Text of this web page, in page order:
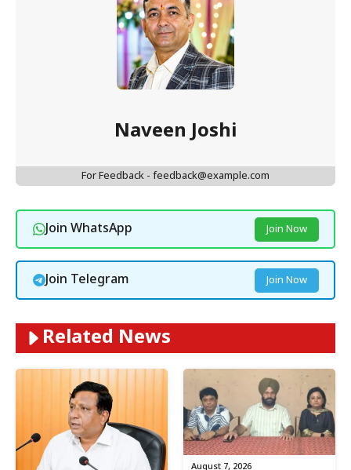
Naveen Joshi
For Feedback - feedback@example.com
Join WhatsApp Join Now
Join Telegram Join Now
Related News
August 7, 2026